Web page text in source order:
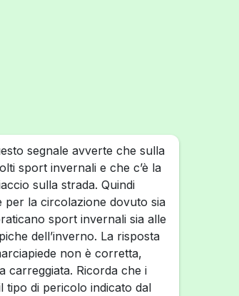
segnale avverte che sulla
sport invernali e che c’è la
sulla strada. Quindi
la circolazione dovuto sia
sport invernali sia alle
dell’inverno. La risposta
non è corretta,
carreggiata. Ricorda che i
tipo di pericolo indicato dal